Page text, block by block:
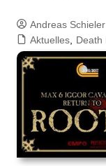
Andreas Schieler
Aktuelles, Death